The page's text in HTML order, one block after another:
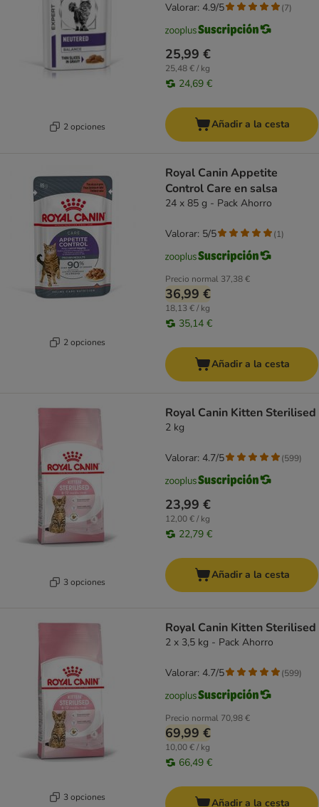
2 opciones
25,99 €
25,48 € / kg
24,69 €
Valorar: 4.9/5 (7)
Añadir a la cesta
2 opciones
Royal Canin Appetite
Control Care en salsa
24 x 85 g - Pack Ahorro
Precio normal 37,38 €
36,99 €
18,13 € / kg
35,14 €
Valorar: 5/5 (1)
Añadir a la cesta
3 opciones
Royal Canin Kitten Sterilised
2 kg
23,99 €
12,00 € / kg
22,79 €
Valorar: 4.7/5 (599)
Añadir a la cesta
3 opciones
Royal Canin Kitten Sterilised
2 x 3,5 kg - Pack Ahorro
Precio normal 70,98 €
69,99 €
10,00 € / kg
66,49 €
Valorar: 4.7/5 (599)
Añadir a la cesta